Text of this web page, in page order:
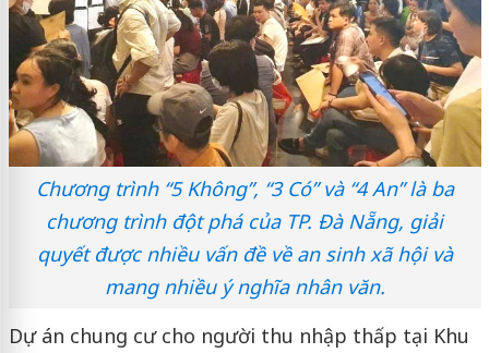
Chương trình “5 Không”, “3 Có” và “4 An” là ba
chương trình đột phá của TP. Đà Nẵng, giải
quyết được nhiều vấn đề về an sinh xã hội và
mang nhiều ý nghĩa nhân văn.
Dự án chung cư cho người thu nhập thấp tại Khu